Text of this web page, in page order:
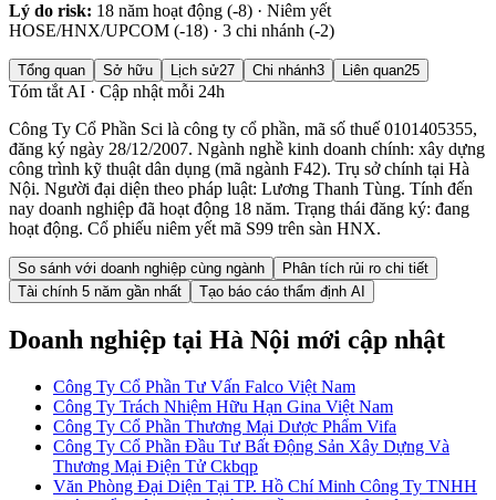
Lý do risk: 18 năm hoạt động (-8) · Niêm yết
HOSE/HNX/UPCOM (-18) · 3 chi nhánh (-2)
Tổng quan Sở hữu Lịch sử27 Chi nhánh3 Liên quan25
Tóm tắt AI · Cập nhật mỗi 24h
Công Ty Cổ Phần Sci là công ty cổ phần, mã số thuế 0101405355,
đăng ký ngày 28/12/2007. Ngành nghề kinh doanh chính: xây dựng
công trình kỹ thuật dân dụng (mã ngành F42). Trụ sở chính tại Hà
Nội. Người đại diện theo pháp luật: Lương Thanh Tùng. Tính đến
nay doanh nghiệp đã hoạt động 18 năm. Trạng thái đăng ký: đang
hoạt động. Cổ phiếu niêm yết mã S99 trên sàn HNX.
So sánh với doanh nghiệp cùng ngành
Phân tích rủi ro chi tiết
Tài chính 5 năm gần nhất
Tạo báo cáo thẩm định AI
Doanh nghiệp tại Hà Nội mới cập nhật
Công Ty Cổ Phần Tư Vấn Falco Việt Nam
Công Ty Trách Nhiệm Hữu Hạn Gina Việt Nam
Công Ty Cổ Phần Thương Mại Dược Phẩm Vifa
Công Ty Cổ Phần Đầu Tư Bất Động Sản Xây Dựng Và
Thương Mại Điện Tử Ckbqp
Văn Phòng Đại Diện Tại TP. Hồ Chí Minh Công Ty TNHH